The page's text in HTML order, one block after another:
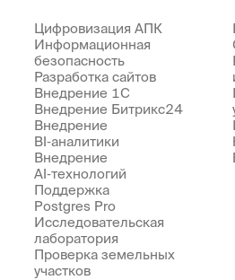
Цифровизация АПК
Информационная
безопасность
Разработка сайтов
Внедрение 1С
Внедрение Битрикс24
Внедрение
BI‑аналитики
Внедрение
AI‑технологий
Поддержка
Postgres Pro
Исследовательская
лаборатория
Проверка земельных
участков